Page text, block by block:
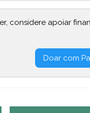
considere apoiar
Doar com